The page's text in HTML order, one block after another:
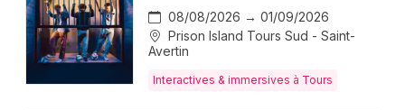
08/08/2026 → 01/09/2026
Prison Island Tours Sud - Saint-
Avertin
Interactives & immersives à Tours